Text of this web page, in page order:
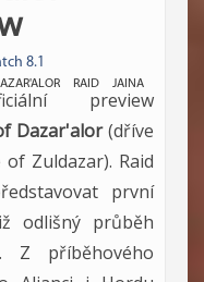
8.1
RAID JAINA
preview
Dazar'alor(dříve
Zuldazar). Raid
první
odlišný průběh
Z příběhového